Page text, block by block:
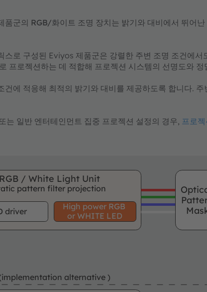
품군의 RGB/화이트 조명 장치는 밝기와 대비에서 뛰어
스로 구성된 Eviyos 제품군은 강렬한 주변 조명 조건에
프로젝션하는 데 적합해 프로젝션 시스템의 선명도와
건에 적응해 최적의 밝기와 대비를 제공하도록 합니다.
는 일반 엔터테인먼트 집중 프로젝션 설정의 경우, 프로젝
alternative )
RGB / White Light Unit
pattern filter projection
High power RGB
or WHITE LED
driver